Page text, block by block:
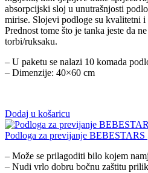
absorpcijski sloj u unutrašnjosti
mirise. Slojevi podloge su kvalitetni i
Prednost tome što je tanka jeste da
torbi/ruksaku.
– U paketu se nalazi 10 komada
– Dimenzije: 40×60 cm
Dodaj u košaricu
Podloga za previjanje BEBESTARS
– Može se prilagoditi bilo kojem
– Nudi vrlo dobru bočnu zaštitu